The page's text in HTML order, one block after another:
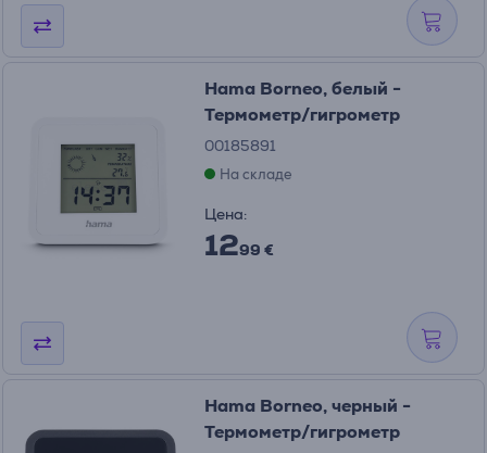
Hama Borneo, белый -
Термометр/гигрометр
00185891
На складе
Цена:
1299 €
Hama Borneo, черный -
Термометр/гигрометр